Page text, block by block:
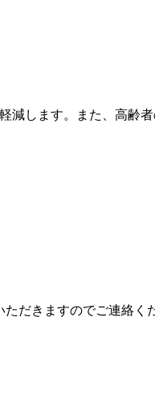
減します。また、高齢
だきますのでご連絡